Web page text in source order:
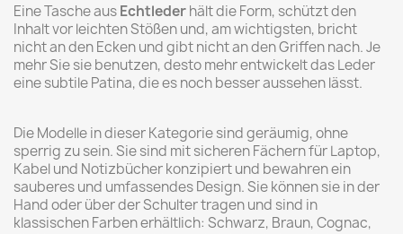
Eine Tasche ausEchtlederhält die Form, schützt den
Inhalt vor leichten Stößen und, am wichtigsten, bricht
nicht an den Ecken und gibt nicht an den Griffen nach. Je
mehr Sie sie benutzen, desto mehr entwickelt das Leder
eine subtile Patina, die es noch besser aussehen lässt.
Die Modelle in dieser Kategorie sind geräumig, ohne
sperrig zu sein. Sie sind mit sicheren Fächern für Laptop,
Kabel und Notizbücher konzipiert und bewahren ein
sauberes und umfassendes Design. Sie können sie in der
Hand oder über der Schulter tragen und sind in
klassischen Farben erhältlich: Schwarz, Braun, Cognac,